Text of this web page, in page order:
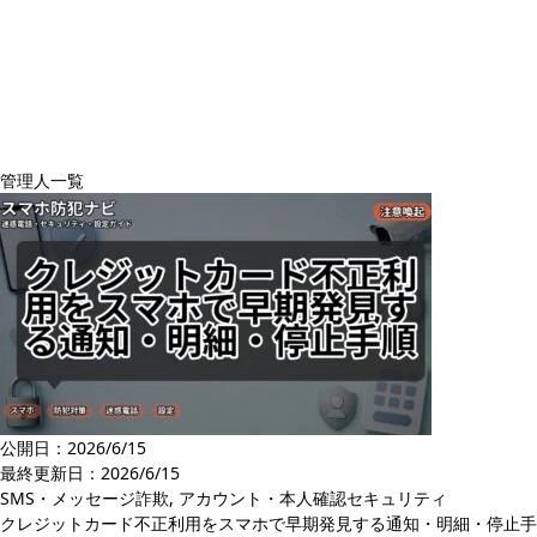
管理人一覧
公開日：2026/6/15
最終更新日： 2026/6/15
SMS・メッセージ詐欺, アカウント・本人確認セキュリティ
クレジットカード不正利用をスマホで早期発見する通知・明細・停止